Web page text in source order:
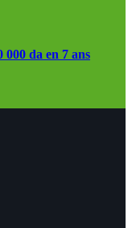
000 da en 7 ans